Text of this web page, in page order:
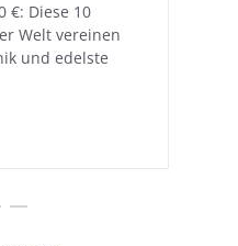
€: Diese 10
Welt vereinen
und edelste
Pro 2
Ear-Kopfhörer
In wenigen